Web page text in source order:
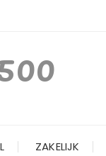
ZAKELIJK